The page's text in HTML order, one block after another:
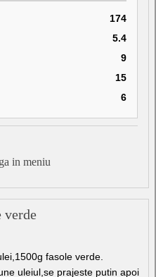
174
5.4
9
15
6
in meniu
verde
fasole verde.
uleiul,se prajeste putin apoi